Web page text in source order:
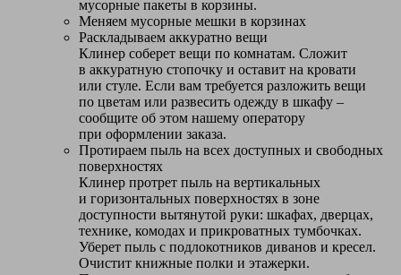
мусорные пакеты в корзины.
Меняем мусорные мешки в корзинах
Раскладываем аккуратно вещи
Клинер соберет вещи по комнатам. Сложит
в аккуратную стопочку и оставит на кровати
или стуле. Если вам требуется разложить вещи
по цветам или развесить одежду в шкафу –
сообщите об этом нашему оператору
при оформлении заказа.
Протираем пыль на всех доступных и свободных
поверхностях
Клинер протрет пыль на вертикальных
и горизонтальных поверхностях в зоне
доступности вытянутой руки: шкафах, дверцах,
технике, комодах и прикроватных тумбочках.
Уберет пыль с подлокотников диванов и кресел.
Очистит книжные полки и этажерки.